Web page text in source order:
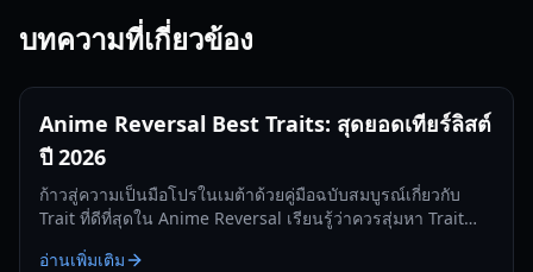
บทความที่เกี่ยวข้อง
Anime Reversal Best Traits: สุดยอดเทียร์ลิสต์
ปี 2026
ก้าวสู่ความเป็นมือโปรในเมต้าด้วยคู่มือฉบับสมบูรณ์เกี่ยวกับ
Trait ที่ดีที่สุดใน Anime Reversal เรียนรู้ว่าควรสุ่มหา Trait
อ่านเพิ่มเติม